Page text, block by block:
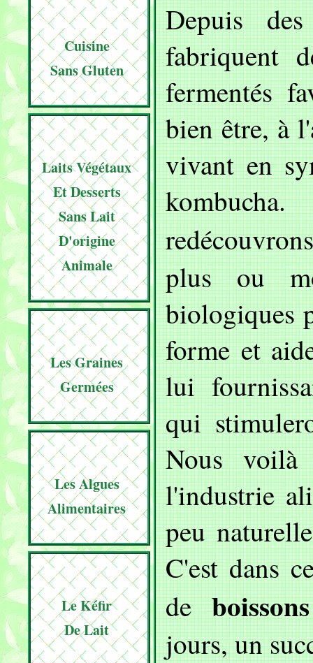
Cuisine
Sans Gluten
Laits Végétaux
Et Desserts
Sans Lait
D'origine
Animale
Les Graines
Germées
Les Algues
Alimentaires
Le Kéfir
De Lait
Depuis
fabriquent
fermentés
bien être, à
vivant en
plus ou
biologiques
forme et
lui
qui
Nous
l'industrie
peu
C'est dans
de
jours, un